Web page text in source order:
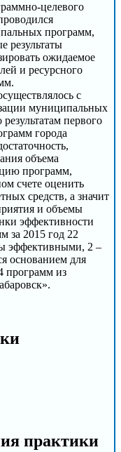
целевого
программ,
результаты
ожидаемое
и ресурсного
с
муниципальных
первого
города
объема
программ,
счете оценить
средств, а значит
и объемы
эффективности
за 2015 год 22
эффективными, 2 –
основанием для
программ из
практики